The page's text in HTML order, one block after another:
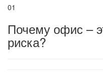
01
Почему офис –
риска?